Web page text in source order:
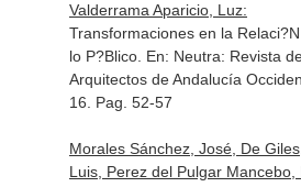
Valderrama Aparicio, Luz:
Transformaciones en la
lo P?Blico. En: Neutra: Revista
Arquitectos de Andalucía
16. Pag. 52-57
Morales Sánchez, José, De
Luis, Perez del Pulgar